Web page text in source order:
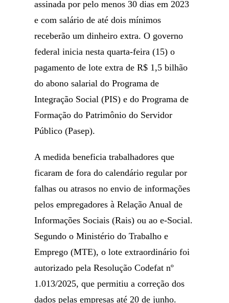
assinada por pelo menos 30 dias em 2023
e com salário de até dois mínimos
receberão um dinheiro extra. O governo
federal inicia nesta quarta-feira (15) o
pagamento de lote extra de R$ 1,5 bilhão
do abono salarial do Programa de
Integração Social (PIS) e do Programa de
Formação do Patrimônio do Servidor
Público (Pasep).
A medida beneficia trabalhadores que
ficaram de fora do calendário regular por
falhas ou atrasos no envio de informações
pelos empregadores à Relação Anual de
Informações Sociais (Rais) ou ao e-Social.
Segundo o Ministério do Trabalho e
Emprego (MTE), o lote extraordinário foi
autorizado pela Resolução Codefat nº
1.013/2025, que permitiu a correção dos
dados pelas empresas até 20 de junho.